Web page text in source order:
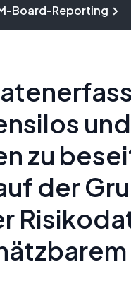
Board-Reporting
und
zu
der